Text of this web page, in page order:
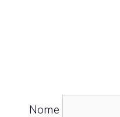
Nome